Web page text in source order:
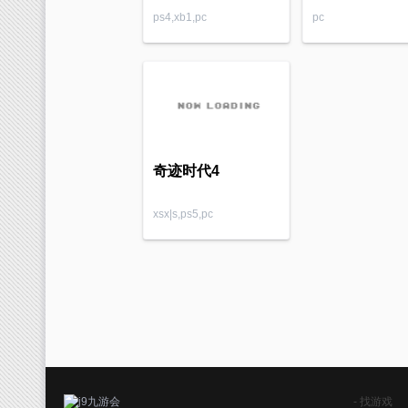
ps4,xb1,pc pc
奇迹时代4
xsx|s,ps5,pc
- 找游戏